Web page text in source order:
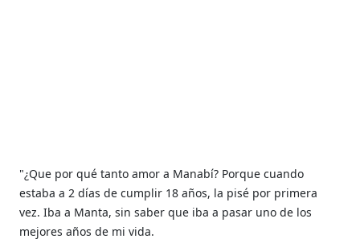
"¿Que por qué tanto amor a Manabí? Porque cuando
estaba a 2 días de cumplir 18 años, la pisé por primera
vez. Iba a Manta, sin saber que iba a pasar uno de los
mejores años de mi vida.